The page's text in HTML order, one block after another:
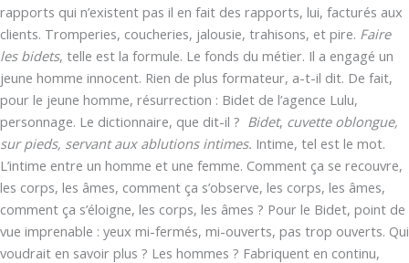
rapports qui n’existent pas il en fait des rapports, lui, facturés aux
clients. Tromperies, coucheries, jalousie, trahisons, et pire. Faire
les bidets, telle est la formule. Le fonds du métier. Il a engagé un
jeune homme innocent. Rien de plus formateur, a-t-il dit. De fait,
pour le jeune homme, résurrection : Bidet de l’agence Lulu,
personnage. Le dictionnaire, que dit-il ? Bidet, cuvette oblongue,
sur pieds, servant aux ablutions intimes. Intime, tel est le mot.
L’intime entre un homme et une femme. Comment ça se recouvre,
les corps, les âmes, comment ça s’observe, les corps, les âmes,
comment ça s’éloigne, les corps, les âmes ? Pour le Bidet, point de
vue imprenable : yeux mi-fermés, mi-ouverts, pas trop ouverts. Qui
voudrait en savoir plus ? Les hommes ? Fabriquent en continu,